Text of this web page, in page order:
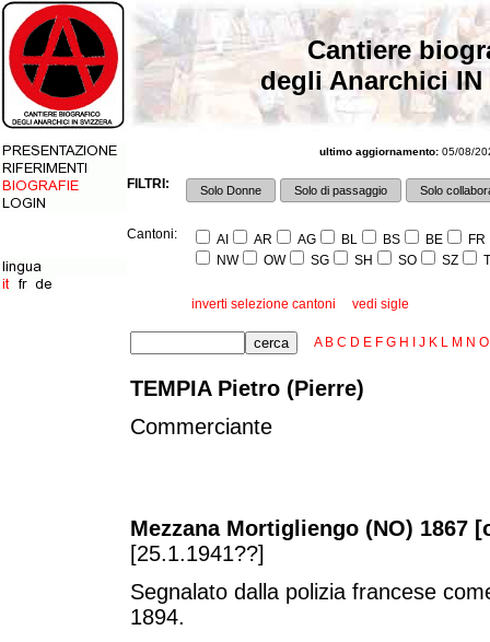
Cantiere
degli Anarchici IN
ultimo aggiornamento: 05/08/
FILTRI: Solo Donne Solo di passaggio Solo
Cantoni: AI AR AG BL BS BE
FR
NW
OW SG SH SO SZ
inverti selezione cantoni vedi sigle
A B C D E F G H J K L M N O
TEMPIA Pietro (Pierre)
Commerciante
Mezzana Mortigliengo (NO) 1867
[25.1.1941??]
Segnalato dalla polizia francese
1894.